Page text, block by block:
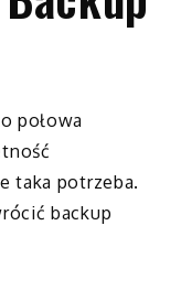
połowa
taka potrzeba.
backup